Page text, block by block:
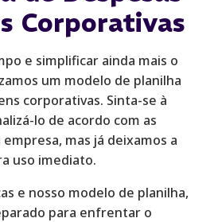
Corporativas
e simplificar ainda mais o
um modelo de planilha
corporativas. Sinta-se à
lo de acordo com as
mas já deixamos a
uso imediato.
e nosso modelo de planilha,
para enfrentar o